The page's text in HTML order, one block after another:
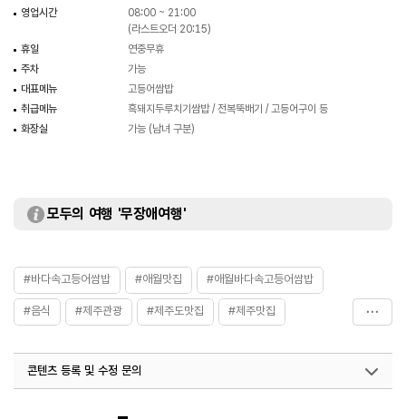
영업시간
08:00 ~ 21:00
(라스트오더 20:15)
휴일
연중무휴
주차
가능
대표메뉴
고등어쌈밥
취급메뉴
흑돼지두루치기쌈밥 / 전복뚝배기 / 고등어구이 등
화장실
가능 (남녀 구분)
모두의 여행 '무장애여행'
#바다속고등어쌈밥 #애월맛집 #애월바다속고등어쌈밥
#음식 #제주관광 #제주도맛집 #제주맛집
콘텐츠 등록 및 수정 문의